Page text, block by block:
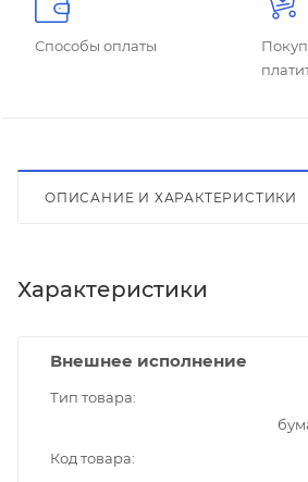
Способы оплаты
ОПИСАНИЕ И ХАРАКТЕРИСТИКИ
Характеристики
Внешнее исполнение
Тип товара
Код товара